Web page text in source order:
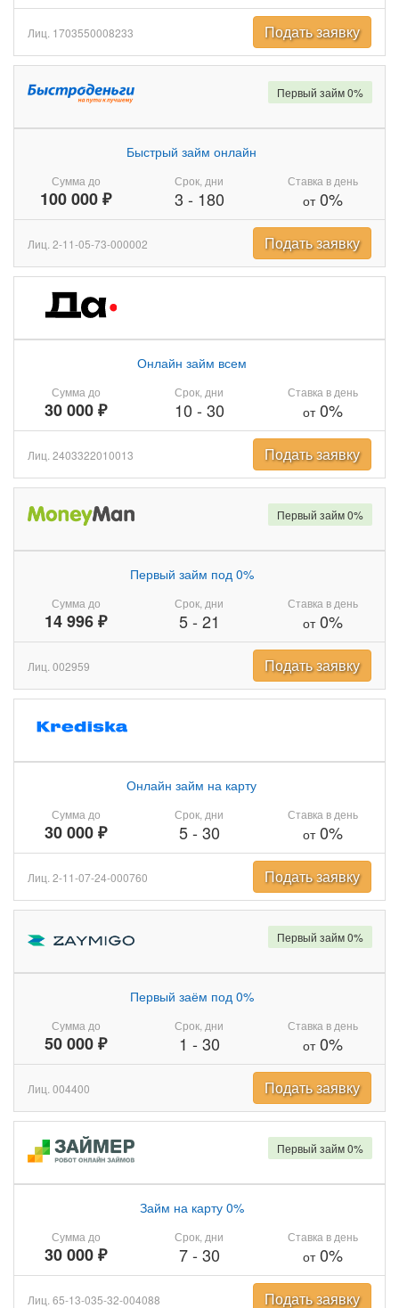
Лиц. 1703550008233 Подать заявку
Сумма до
100 000 ₽
Быстрый займ онлайн
Срок, дни
3 - 180
Ставка в день
от0%
Первый займ 0%
Лиц. 2-11-05-73-000002 Подать заявку
Сумма до
30 000 ₽
Онлайн займ всем
Срок, дни
10 - 30
Ставка в день
от0%
Лиц. 2403322010013 Подать заявку
Сумма до
14 996 ₽
Первый займ под 0%
Срок, дни
5- 21
Ставка в день
от0%
Первый займ 0%
Лиц. 002959 Подать заявку
Сумма до
30 000 ₽
Онлайн займ на карту
Срок, дни
5- 30
Ставка в день
от0%
Лиц. 2-11-07-24-000760 Подать заявку
Сумма до
50 000 ₽
Первый заём под 0%
Срок, дни
1 - 30
Ставка в день
от0%
Первый займ 0%
Лиц. 004400 Подать заявку
Сумма до
30 000 ₽
Займ на карту 0%
Срок, дни
7- 30
Ставка в день
от0%
Первый займ 0%
Лиц. 65-13-035-32-004088 Подать заявку